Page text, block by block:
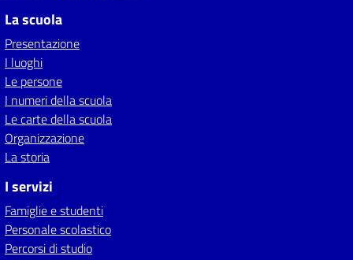
La scuola
Presentazione
I luoghi
Le persone
I numeri della scuola
Le carte della scuola
Organizzazione
La storia
I servizi
Famiglie e studenti
Personale scolastico
Percorsi di studio